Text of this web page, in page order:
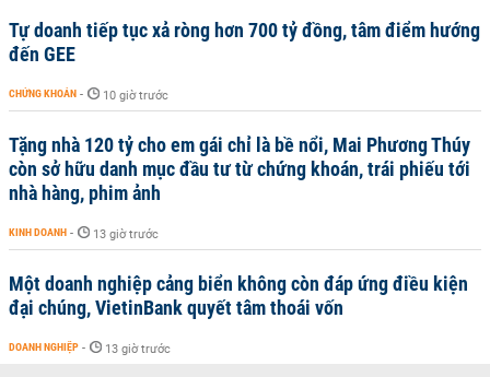
Tự doanh tiếp tục xả ròng hơn 700 tỷ đồng, tâm điểm hướng
đến GEE
CHỨNG KHOÁN - 10 giờ trước
Tặng nhà 120 tỷ cho em gái chỉ là bề nổi, Mai Phương Thúy
còn sở hữu danh mục đầu tư từ chứng khoán, trái phiếu tới
nhà hàng, phim ảnh
KINH DOANH - 13 giờ trước
Một doanh nghiệp cảng biển không còn đáp ứng điều kiện
đại chúng, VietinBank quyết tâm thoái vốn
DOANH NGHIỆP - 13 giờ trước